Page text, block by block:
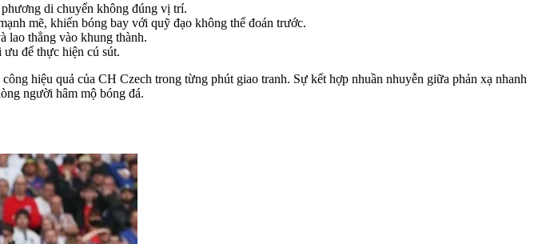
di chuyển không đúng vị trí.
mẽ, khiến bóng bay với quỹ đạo không thể đoán trước.
lao thẳng vào khung thành.
để thực hiện cú sút.
hiệu quả của CH Czech trong từng phút giao tranh. Sự kết hợp nhuần nhuyễn giữa phản xạ nhanh
người hâm mộ bóng đá.